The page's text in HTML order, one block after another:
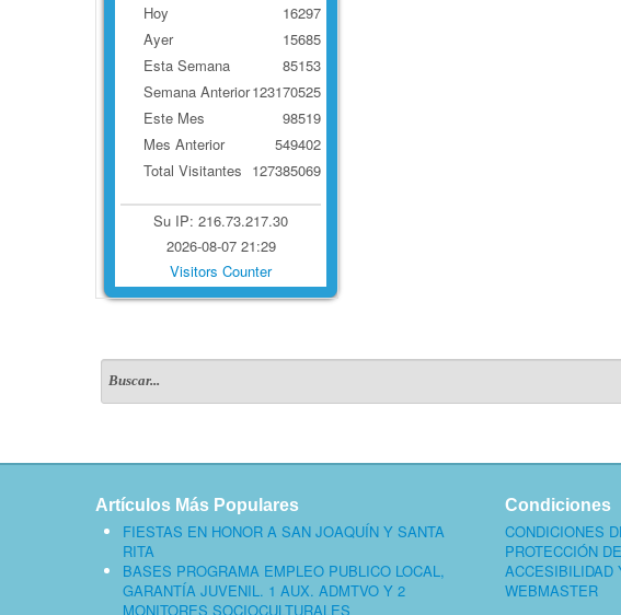
Hoy
Ayer
Esta Semana
Semana Anterior
Este Mes
Mes Anterior
Total Visitantes
16297
15685
85153
123170525
98519
549402
127385069
Su IP: 216.73.217.30
2026-08-07 21:29
Visitors Counter
Artículos Más Populares
FIESTAS EN HONOR A SAN JOAQUÍN Y SANTA
RITA
BASES PROGRAMA EMPLEO PUBLICO LOCAL,
GARANTÍA JUVENIL. 1 AUX. ADMTVO Y 2
MONITORES SOCIOCULTURALES
Condiciones
CONDICIONES
PROTECCIÓN
ACCESIBILIDAD
WEBMASTER